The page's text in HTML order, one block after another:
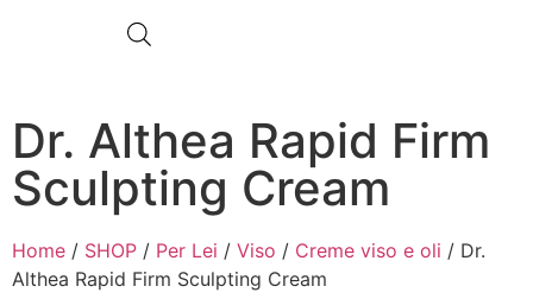
Dr. Althea Rapid Firm
Sculpting Cream
Home / SHOP / Per Lei / Viso / Creme viso e oli / Dr.
Althea Rapid Firm Sculpting Cream